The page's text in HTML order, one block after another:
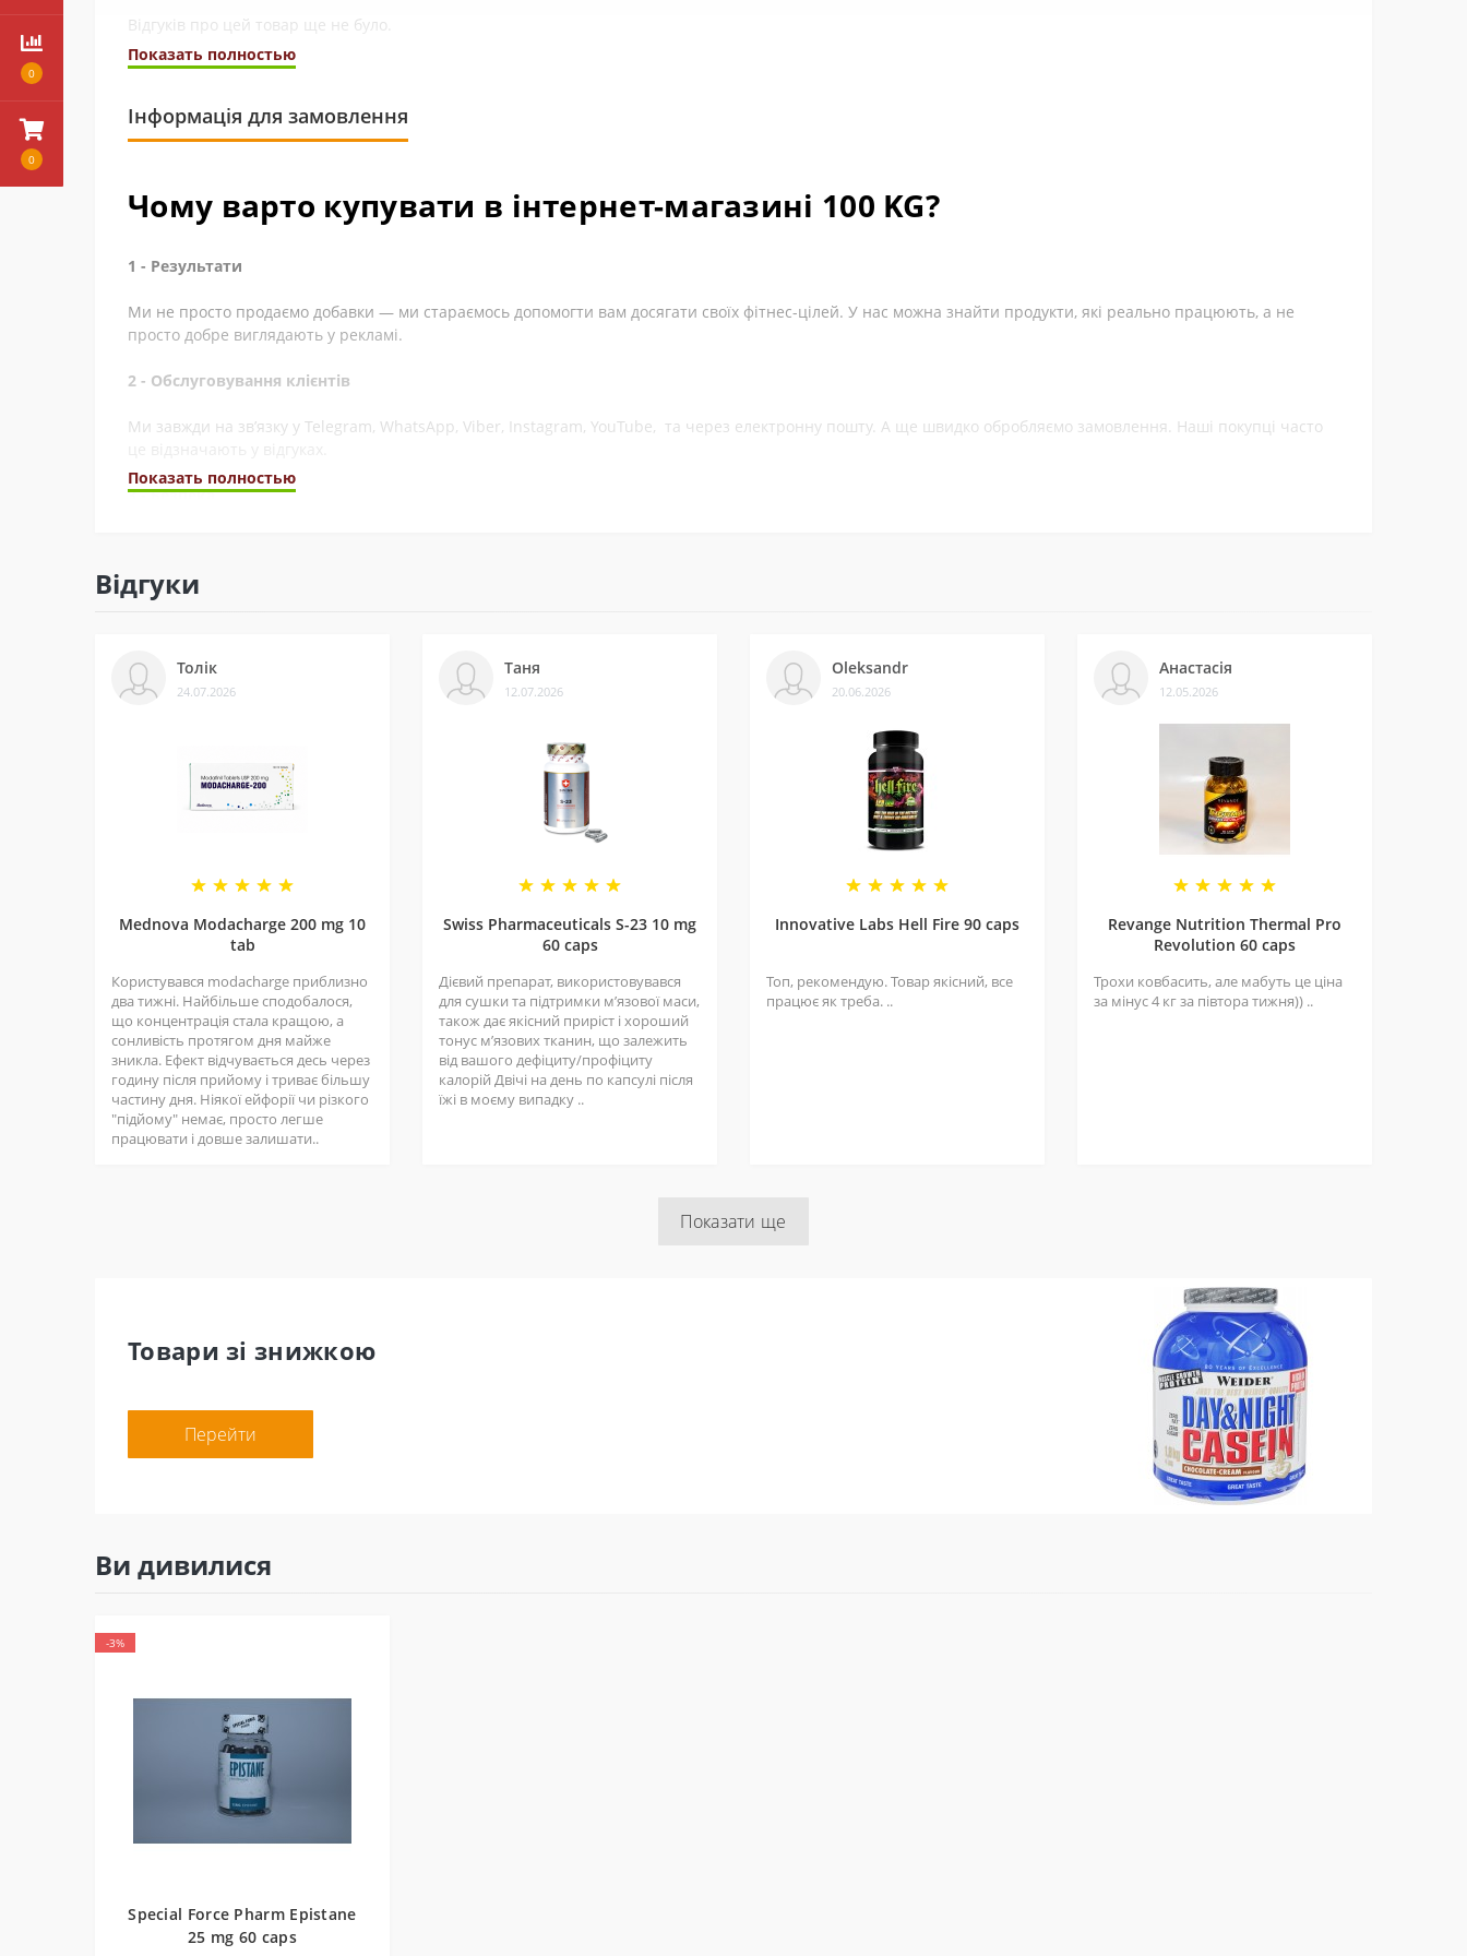
0
0
Типовий цикл триває 3-5 тижнів. Якщо хочуть збільшення маси, може бути кращим цикл, що складається з 50 мг протягом 4 тижнів або більше. Завжди
Не перевищуйте вказану добову дозу, що рекомендується. Продукт не може замінити різноманітне та збалансоване харчування. Зберігати в сухому прохолодному місці далеко від прямих сонячних променів. Чи не підходить для вегетаріанців.
Зберігати у недоступному для дітей місці. Вагітним і жінкам, що годують, а також тим, хто приймає будь-які медичні препарати або перебуває під медичним наглядом, необхідно перед вживанням проконсультуватися з лікарем.
Відгуків про цей товар ще не було.
Показать полностью
Інформація для замовлення
Чому варто купувати в інтернет-магазині 100 KG?
1 - Результати
Ми не просто продаємо добавки — ми стараємось допомогти вам досягати своїх фітнес-цілей. У нас можна знайти продукти, які реально працюють, а не
просто добре виглядають у рекламі.
2 - Обслуговування клієнтів
Ми завжди на зв’язку у Telegram, WhatsApp, Viber, Instagram, YouTube, та через електронну пошту. А ще швидко обробляємо замовлення. Наші покупці часто
3 - Безпека
4 - Спеціальні пропозиції
5 - Репутація
Ми працюємо з 2011 року. За цей час відправили безліч замовлень, протестували багато продуктів і допомогли багатьом клієнтам. Нам приємно, що нас
Показать полностью
Відгуки
Толік
24.07.2026
Mednova Modacharge 200 mg 10
tab
Користувався modacharge приблизно
два тижні. Найбільше сподобалося,
що концентрація стала кращою, а
сонливість протягом дня майже
зникла. Ефект відчувається десь через
годину після прийому і триває більшу
частину дня. Ніякої ейфорії чи різкого
"підйому" немає, просто легше
працювати і довше залишати..
Таня
12.07.2026
Swiss Pharmaceuticals S-23 10 mg
60 caps
Дієвий препарат, використовувався
для сушки та підтримки мʼязової маси,
також дає якісний приріст і хороший
тонус мʼязових тканин, що залежить
від вашого дефіциту/профіциту
калорій Двічі на день по капсулі після
їжі в моєму випадку ..
Oleksandr
20.06.2026
Innovative Labs Hell Fire 90 caps
Топ, рекомендую. Товар якісний, все
працює як треба. ..
Анастасія
12.05.2026
Revange Nutrition Thermal Pro
Revolution 60 caps
Трохи ковбасить, але мабуть це ціна
за мінус 4 кг за півтора тижня)) ..
Показати ще
Товари зі знижкою
Перейти
Ви дивилися
-3%
Special Force Pharm Epistane
25 mg 60 caps